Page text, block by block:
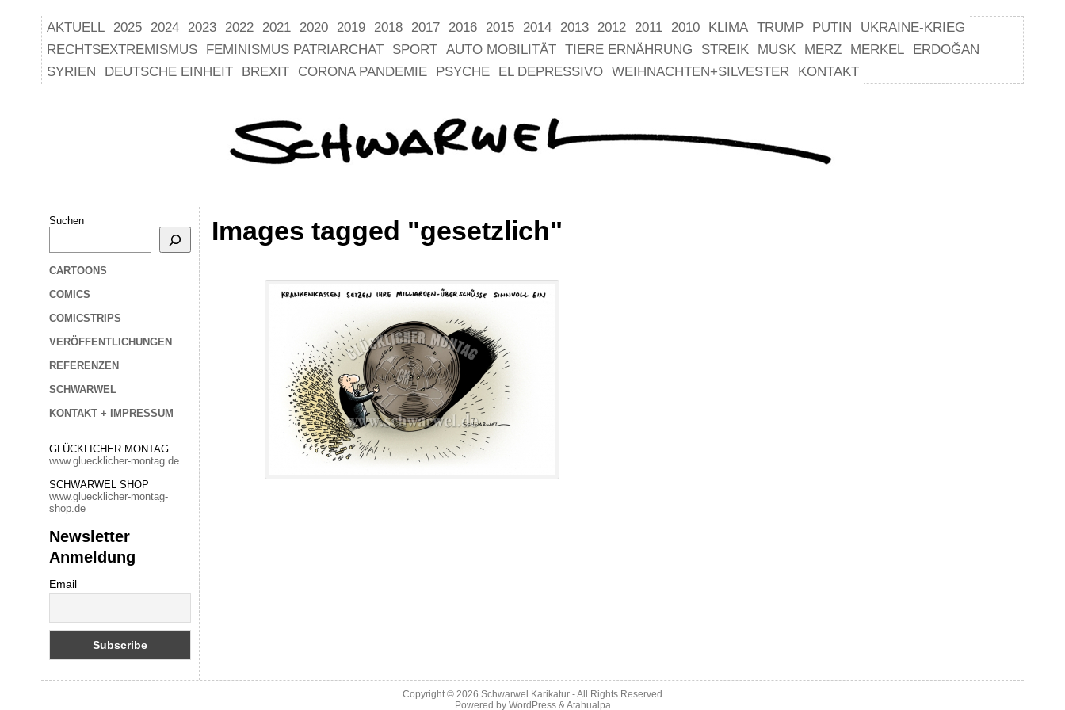
AKTUELL 2025 2024 2023 2022 2021 2020 2019 2018 2017 2016 2015 2014 2013 2012 2011 2010 KLIMA TRUMP PUTIN
UKRAINE-KRIEG
RECHTSEXTREMISMUS
FEMINISMUS PATRIARCHAT SPORT AUTO MOBILITÄT TIERE ERNÄHRUNG STREIK MUSK MERZ MERKEL
ERDOĞAN
SYRIEN
DEUTSCHE EINHEIT BREXIT CORONA PANDEMIE PSYCHE EL DEPRESSIVO WEIHNACHTEN+SILVESTER KONTAKT
Suchen
CARTOONS
COMICS
COMICSTRIPS
VERÖFFENTLICHUNGEN
REFERENZEN
SCHWARWEL
KONTAKT + IMPRESSUM
GLÜCKLICHER MONTAG
www.gluecklicher-montag.de
SCHWARWEL SHOP
www.gluecklicher-montag-
shop.de
Newsletter
Anmeldung
Email
Images tagged "gesetzlich"
Copyright © 2026 Schwarwel Karikatur - All Rights Reserved
Powered by WordPress&Atahualpa